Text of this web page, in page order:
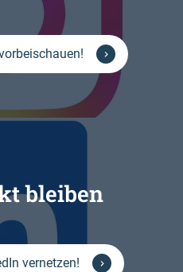
bleiben
vernetzen!